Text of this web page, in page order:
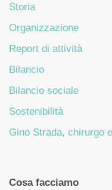
Storia
Organizzazione
Report di attività
Bilancio
Bilancio sociale
Sostenibilità
Gino Strada, chirurgo
Cosa facciamo